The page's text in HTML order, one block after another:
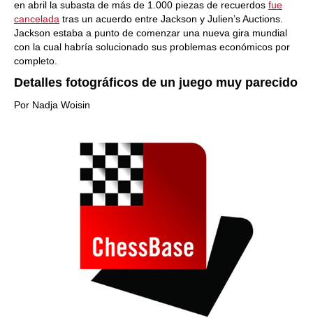
en abril la subasta de más de 1.000 piezas de recuerdos fue
cancelada tras un acuerdo entre Jackson y Julien’s Auctions.
Jackson estaba a punto de comenzar una nueva gira mundial
con la cual habría solucionado sus problemas económicos por
completo.
Detalles fotográficos de un juego muy parecido
Por Nadja Woisin